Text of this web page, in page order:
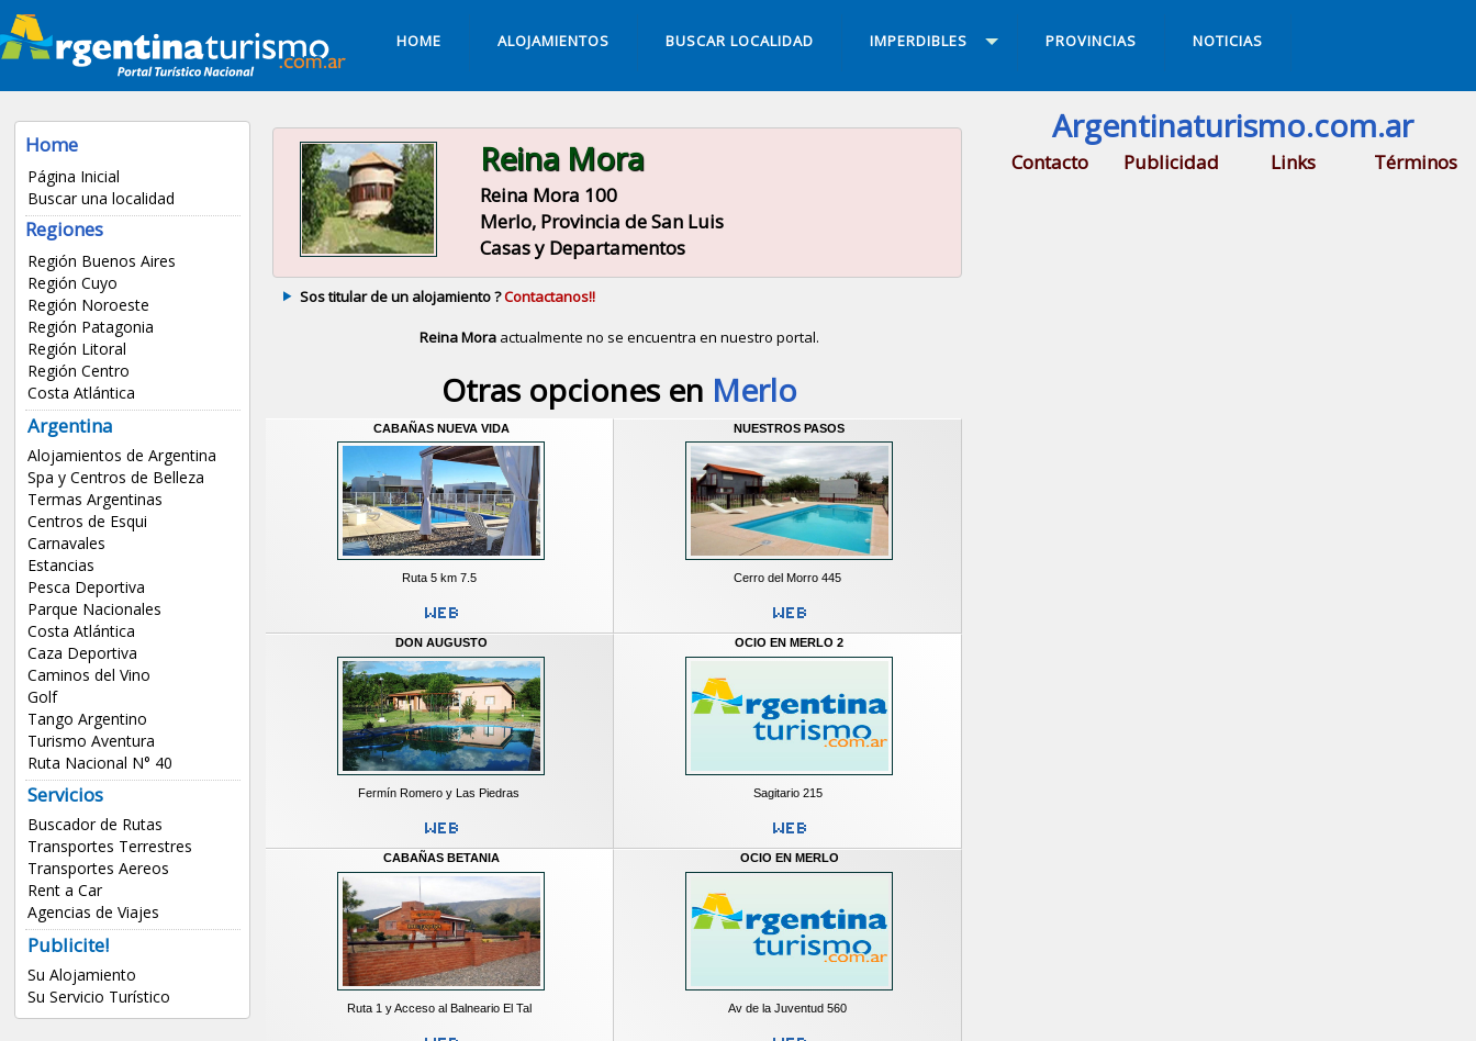
HOME ALOJAMIENTOS BUSCAR LOCALIDAD IMPERDIBLES PROVINCIAS NOTICIAS
Home
Página Inicial
Buscar una localidad
Regiones
Región Buenos Aires
Región Cuyo
Región Noroeste
Región Patagonia
Región Litoral
Región Centro
Costa Atlántica
Argentina
Alojamientos de Argentina
Spa y Centros de Belleza
Termas Argentinas
Centros de Esqui
Carnavales
Estancias
Pesca Deportiva
Parque Nacionales
Costa Atlántica
Caza Deportiva
Caminos del Vino
Golf
Tango Argentino
Turismo Aventura
Ruta Nacional N° 40
Servicios
Buscador de Rutas
Transportes Terrestres
Transportes Aereos
Rent a Car
Agencias de Viajes
Publicite!
Su Alojamiento
Su Servicio Turístico
Reina Mora
Reina Mora 100
Merlo, Provincia de San Luis
Casas y Departamentos
Sos titular de un alojamiento ?Contactanos!!
Reina Mora actualmente no se encuentra en nuestro portal.
Otras opciones en Merlo
CABAÑAS NUEVA VIDA
Ruta 5 km 7.5
NUESTROS PASOS
Cerro del Morro 445
DON AUGUSTO
Fermín Romero y Las Piedras
OCIO EN MERLO 2
Sagitario 215
CABAÑAS BETANIA
Ruta 1 y Acceso al Balneario El Tal
OCIO EN MERLO
Av de la Juventud 560
Argentinaturismo.com.ar
Contacto Publicidad Links Términos